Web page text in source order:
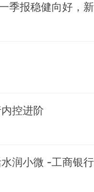
季报稳健向好，
控进阶